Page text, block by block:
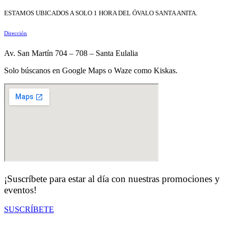
ESTAMOS UBICADOS A SOLO 1 HORA DEL ÓVALO SANTA ANITA.
Dirección
Av. San Martín 704 – 708 – Santa Eulalia
Solo búscanos en Google Maps o Waze como Kiskas.
¡Suscríbete para estar al día con nuestras promociones y
eventos!
SUSCRÍBETE